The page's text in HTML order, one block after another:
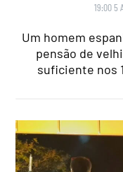
19:00 5
Um homem
pensão de
suficiente nos